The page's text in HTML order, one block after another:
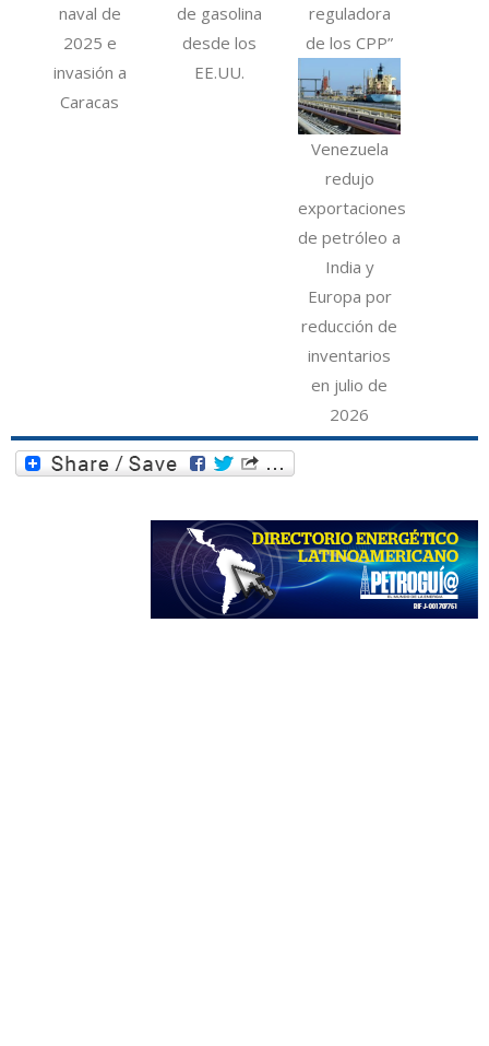
naval de
2025 e
invasión a
Caracas
de gasolina
desde los
EE.UU.
reguladora
de los CPP”
Venezuela
redujo
exportaciones
de petróleo a
India y
Europa por
reducción de
inventarios
en julio de
2026